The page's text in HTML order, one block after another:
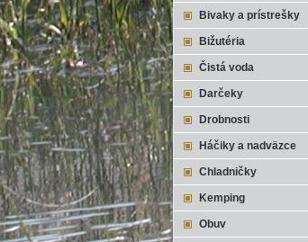
Bivaky a prístrešky
Bižutéria
Čistá voda
Darčeky
Drobnosti
Háčiky a nadväzce
Chladničky
Kemping
Obuv